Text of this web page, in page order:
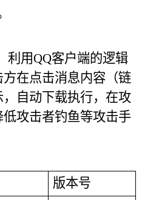
利用QQ客户端的逻辑
在点击消息内容（链
自动下载执行，在攻
攻击者钓鱼等攻击手
版本号